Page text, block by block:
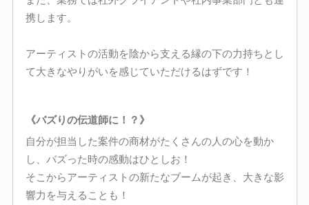
携します。
アーティストの活動を陰から支える縁の下の力持ちとし
て大きなやりがいを感じていただけるはずです！
《バズりの伝道師に！？》
自分が担当した案件の商材がたくさんの人の心を動か
し、バズった時の感動はひとしお！
そこからアーティストの新たなブームが起き、大きな影
響力を与えることも！